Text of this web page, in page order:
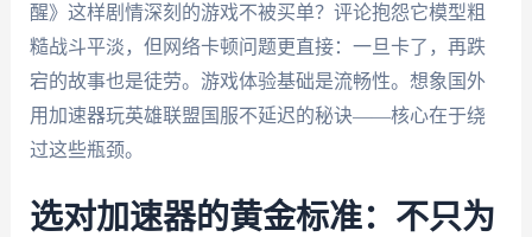
醒》这样剧情深刻的游戏不被买单？评论抱怨它模型粗
糙战斗平淡，但网络卡顿问题更直接：一旦卡了，再跌
宕的故事也是徒劳。游戏体验基础是流畅性。想象国外
用加速器玩英雄联盟国服不延迟的秘诀——核心在于绕
过这些瓶颈。
选对加速器的黄金标准：不只为